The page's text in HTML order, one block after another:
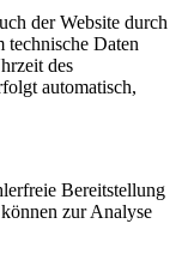
der Website durch
technische Daten
des
automatisch,
Bereitstellung
zur Analyse